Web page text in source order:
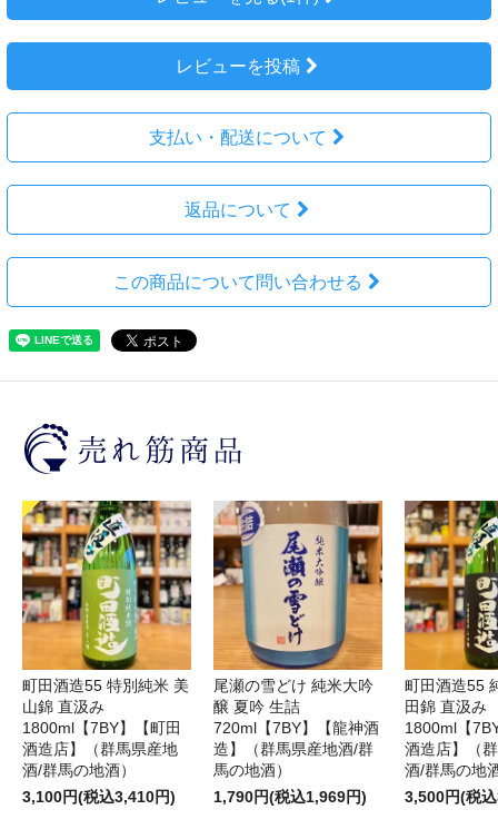
レビューを投稿
支払い・配送について
返品について
この商品について問い合わせる
町田酒造55 特別純米 美
山錦 直汲み
1800ml【7BY】【町田
酒造店】（群馬県産地
酒/群馬の地酒）
3,100円(税込3,410円)
尾瀬の雪どけ 純米大吟
醸 夏吟 生詰
720ml【7BY】【龍神酒
造】（群馬県産地酒/群
馬の地酒）
1,790円(税込1,969円)
町田酒造55
田錦 直汲み
1800ml【
酒造店】（
酒/群馬の地
3,500円(税